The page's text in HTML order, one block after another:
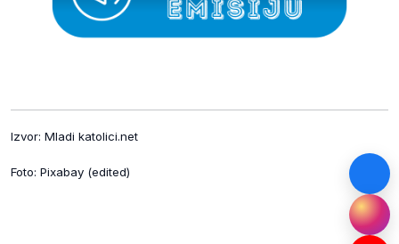
Izvor: Mladi katolici.net
Foto: Pixabay (edited)